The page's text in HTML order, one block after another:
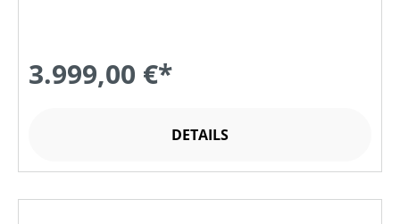
3.999,00 €*
DETAILS